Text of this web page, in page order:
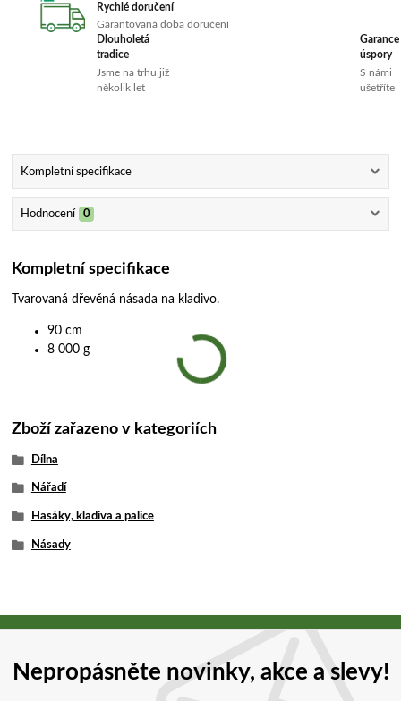
Rychlé doručení
Garantovaná doba doručení
Dlouholetá
tradice
Jsme na trhu již
několik let
Garance
úspory
S námi
ušetříte
Kompletní specifikace
Hodnocení 0
Kompletní specifikace
Tvarovaná dřevěná násada na kladivo.
90 cm
8 000 g
Zboží zařazeno v kategoriích
Dílna
Nářadí
Hasáky, kladiva a palice
Násady
Nepropásněte novinky, akce a slevy!